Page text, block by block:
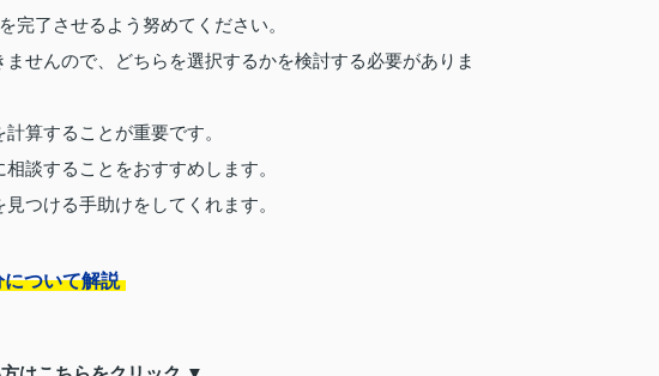
完了させるよう努めてください。
せんので、どちらを選択するかを検討する必要がありま
算することが重要です。
談することをおすすめします。
つける手助けをしてくれます。
ついて解説